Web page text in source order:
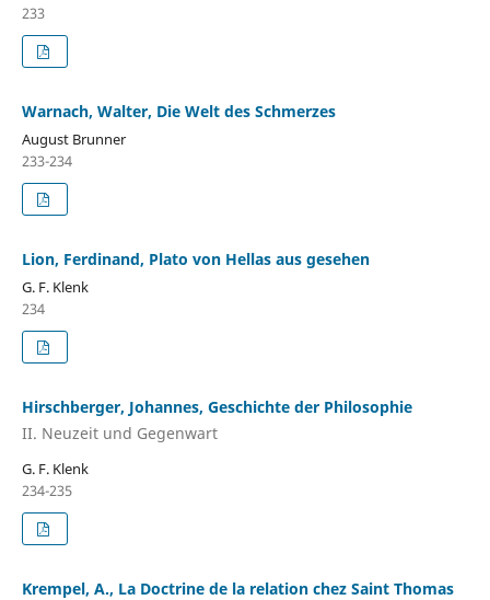
233
Warnach, Walter, Die Welt des Schmerzes
August Brunner
233-234
Lion, Ferdinand, Plato von Hellas aus gesehen
G. F. Klenk
234
Hirschberger, Johannes, Geschichte der Philosophie
II. Neuzeit und Gegenwart
G. F. Klenk
234-235
Krempel, A., La Doctrine de la relation chez Saint Thomas